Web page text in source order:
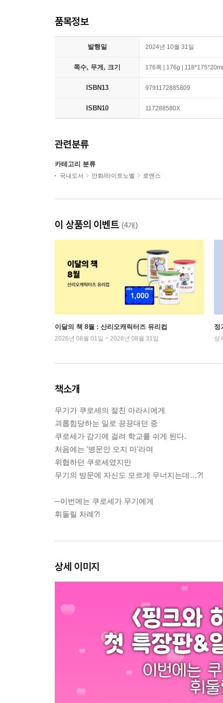
품목정보
발행일 2024년 10월 31일
쪽수, 무게, 크기 176쪽 | 176g |
ISBN13 9791172885809
ISBN10 117288580X
관련분류
카테고리 분류
국내도서 만화/라이트노벨 로맨스
이 상품의 이벤트 (4개)
이달의 책 8월 : 산리오캐릭터즈 유리컵
2026년 08월 01일 ~ 2026년 08월 31일
정
상
책소개
무기가 쿠로세의 절친 아라시에게
괴롭힘당하는 일로 끙끙대던 중
쿠로세가 감기에 걸려 학교를 쉬게 된다.
처음에는 '병문안 오지 마'라며
위협하던 쿠로세였지만
무기의 방문에 자신도 모르게 무너지는데…?!
─이번에는 쿠로세가 무기에게
휘둘릴 차례?!
상세 이미지